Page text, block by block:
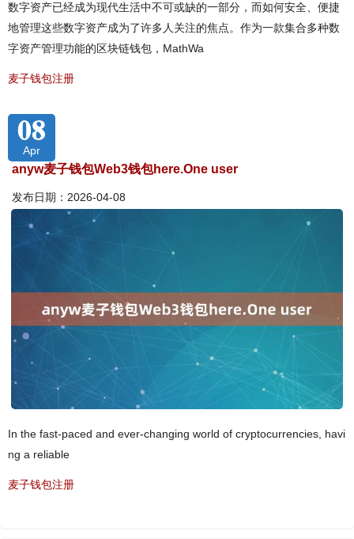
数字资产已经成为现代生活中不可或缺的一部分，而如何安全、便捷
地管理这些数字资产成为了许多人关注的焦点。作为一款集合多种数
字资产管理功能的区块链钱包，MathWa
麦子钱包注册
08
Apr
anyw麦子钱包Web3钱包here.One user
发布日期：2026-04-08
In the fast-paced and ever-changing world of cryptocurrencies, havi
ng a reliable
麦子钱包注册